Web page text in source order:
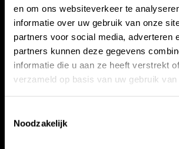
en om ons websiteverkeer te
informatie over uw gebruik van onze
partners voor social media, adverteren
partners kunnen deze gegevens
informatie die u aan ze heeft verstrekt
verzameld op basis van uw gebruik
Noodzakelijk
Showroom
Hakgriend 46
3371 KA Hardinxveld-
Giessendam
Contact
+31
+31